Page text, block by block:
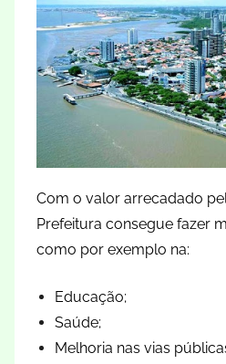
Com o valor arrecadado
Prefeitura consegue fazer
como por exemplo na:
Educação;
Saúde;
Melhoria nas vias